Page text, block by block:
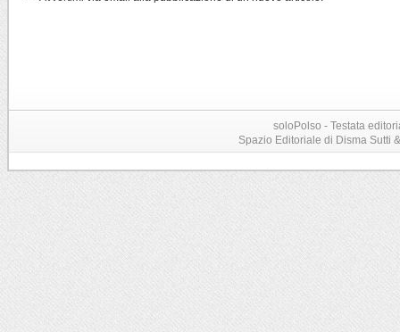
soloPolso - Testata
Spazio Editoriale di Disma Sutti